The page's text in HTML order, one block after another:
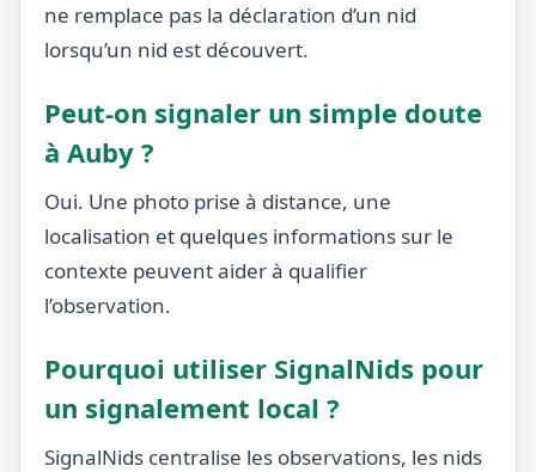
ne remplace pas la déclaration d’un nid
lorsqu’un nid est découvert.
Peut-on signaler un simple doute
à Auby ?
Oui. Une photo prise à distance, une
localisation et quelques informations sur le
contexte peuvent aider à qualifier
l’observation.
Pourquoi utiliser SignalNids pour
un signalement local ?
SignalNids centralise les observations, les nids